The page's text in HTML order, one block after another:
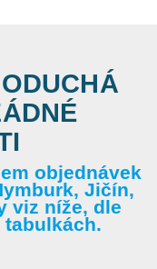
objednávek
Jičín,
viz níže, dle